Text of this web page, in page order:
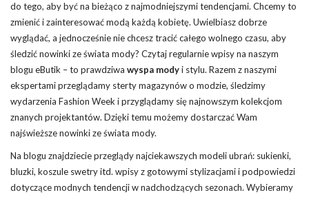
do tego, aby być na bieżąco z najmodniejszymi tendencjami. Chcemy to
zmienić i zainteresować modą każdą kobietę. Uwielbiasz dobrze
wyglądać, a jednocześnie nie chcesz tracić całego wolnego czasu, aby
śledzić nowinki ze świata mody? Czytaj regularnie wpisy na naszym
blogu eButik – to prawdziwa wyspa modyi stylu. Razem z naszymi
ekspertami przeglądamy sterty magazynów o modzie, śledzimy
wydarzenia Fashion Week i przyglądamy się najnowszym kolekcjom
znanych projektantów. Dzięki temu możemy dostarczać Wam
najświeższe nowinki ze świata mody.
Na blogu znajdziecie przeglądy najciekawszych modeli ubrań: sukienki,
bluzki, koszule swetry itd. wpisy z gotowymi stylizacjami i podpowiedzi
dotyczące modnych tendencji w nadchodzących sezonach. Wybieramy